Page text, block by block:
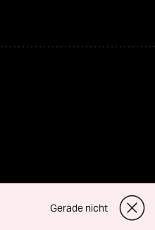
Gerade nicht